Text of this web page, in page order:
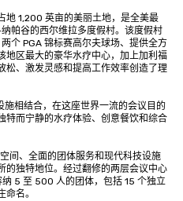
地 1,200 英亩的美丽土地，是全美最
帕谷的西尔维拉多度假村。该度假村
个 PGA 锦标赛高尔夫球场、提供全方
地区最大的豪华水疗中心，加上加利福
松、激发灵感和提高工作效率创造了理
相结合，在这座世界一流的会议目的
特而宁静的水疗体验、创意餐饮和综合
间、全面的团体服务和现代科技设施
的独特地位。经过翻修的两层会议中心
5 至 500 人的团体，包括 15 个独立
名。